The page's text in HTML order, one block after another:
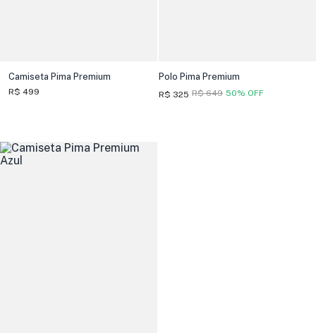
Camiseta Pima Premium
R$ 499
Polo Pima Premium
R$ 325 50% OFF
R$ 649